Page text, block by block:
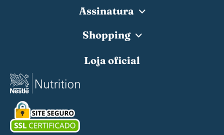
Assinatura
Shopping
Loja oficial